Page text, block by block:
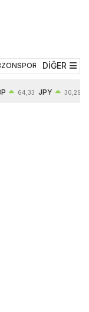
TEKNOLOJİ
DİĞER
64,33 JPY 30,29